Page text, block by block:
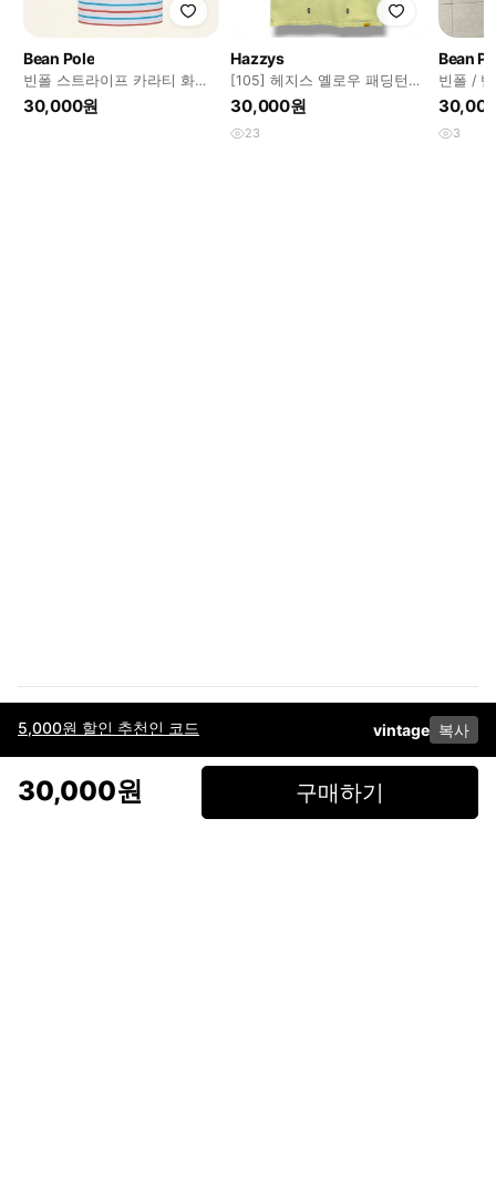
5,000원 할인 추천인 코드 vintage 복사
30,000원 구매하기
Bean Pole
빈폴 스트라이프 카라티 화이
트/레드/블루
30,000원
Hazzys
[105] 헤지스 옐로우 패딩턴
체크베어 자수 PK 반팔 카라티
셔츠
30,000원
23
Bean
빈폴 /
츠 / 105
3
이용약관고객센터판매개인정보 처리방침사업자 정보다운로드
페이스북